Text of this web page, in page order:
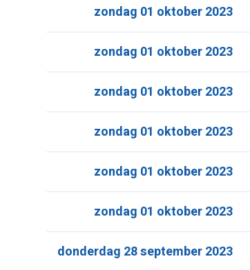
zondag 01 oktober 2023
zondag 01 oktober 2023
zondag 01 oktober 2023
zondag 01 oktober 2023
zondag 01 oktober 2023
zondag 01 oktober 2023
donderdag 28 september 2023